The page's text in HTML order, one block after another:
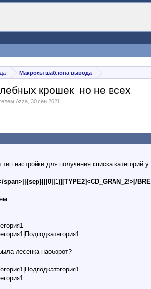
Макросы шаблона вывода
крошек, но не всех.
Azza ,30 сен 2021
настройки для получения списка категорий у
span>||{sep}|||0||1)][TYPE2]<CD_GRAN_2!>[/
лесенка наоборот?